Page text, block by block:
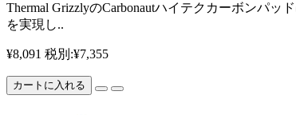
Thermal GrizzlyのCarbonautハイテクカーボンパ
を実現し..
¥8,091 税別:¥7,355
カートに入れる